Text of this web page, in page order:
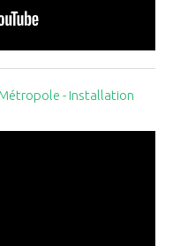
- Installation